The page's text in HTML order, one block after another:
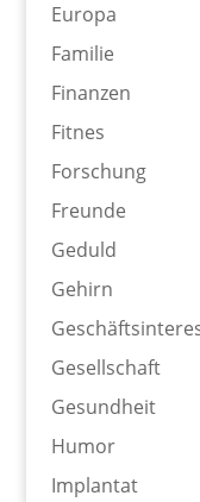
Europa
Familie
Finanzen
Fitnes
Forschung
Freunde
Geduld
Gehirn
Gesellschaft
Gesundheit
Humor
Implantat